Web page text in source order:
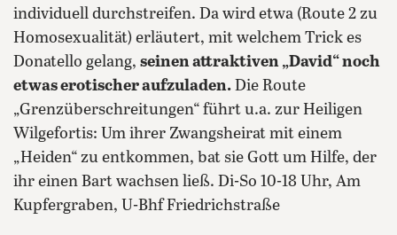
individuell durchstreifen. Da wird etwa (Route 2 zu
Homosexualität) erläutert, mit welchem Trick es
Donatello gelang, seinen attraktiven „David“ noch
etwas erotischer aufzuladen. Die Route
„Grenzüberschreitungen“ führt u.a. zur Heiligen
Wilgefortis: Um ihrer Zwangsheirat mit einem
„Heiden“ zu entkommen, bat sie Gott um Hilfe, der
ihr einen Bart wachsen ließ. Di-So 10-18 Uhr, Am
Kupfergraben, U-Bhf Friedrichstraße